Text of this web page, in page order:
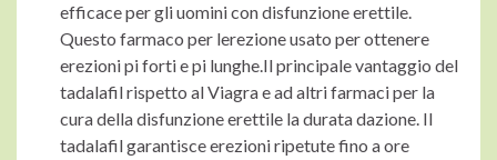
efficace per gli uomini con disfunzione erettile.
Questo farmaco per lerezione usato per ottenere
erezioni pi forti e pi lunghe.Il principale vantaggio del
tadalafil rispetto al Viagra e ad altri farmaci per la
cura della disfunzione erettile la durata dazione. Il
tadalafil garantisce erezioni ripetute fino a ore